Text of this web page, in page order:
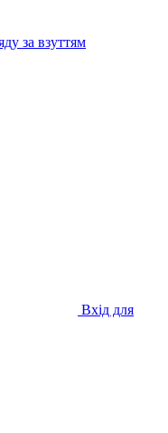
за взуттям
Вхід для